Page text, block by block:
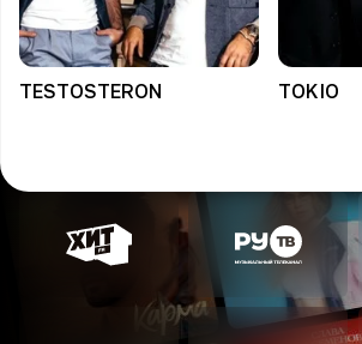
TESTOSTERON TOKIO